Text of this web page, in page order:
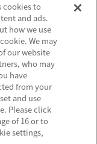
情報保護方針
cookies to
and ads.
how we use
We may
our website
who may
have
from your
and use
Please click
of 16 or to
settings,